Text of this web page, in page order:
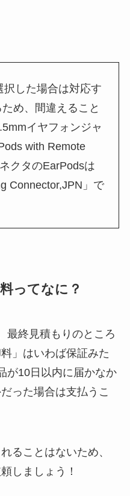
した場合は対応す
め、間違えること
イヤフォンジャ
with Remote
クタのEarPodsは
Connector,JPN」で
ってなに？
最終見積もりのところ
」はいわば保証みた
が10日以内に届かなか
った場合は支払うこ
ることはないため、
しましょう！